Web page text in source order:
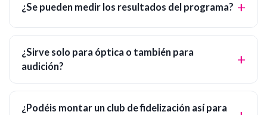
¿Se pueden medir los resultados del programa?
¿Sirve solo para óptica o también para
audición?
¿Podéis montar un club de fidelización así para